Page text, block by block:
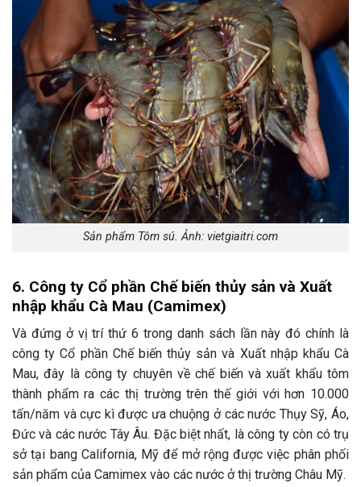
Sản phẩm Tôm sú. Ảnh: vietgiaitri.com
6. Công ty Cổ phần Chế biến thủy sản và Xuất
nhập khẩu Cà Mau (Camimex)
Và đứng ở vị trí thứ 6 trong danh sách lần này đó chính là
công ty Cổ phần Chế biến thủy sản và Xuất nhập khẩu Cà
Mau, đây là công ty chuyên về chế biến và xuất khẩu tôm
thành phẩm ra các thị trường trên thế giới với hơn 10.000
tấn/năm và cực kì được ưa chuộng ở các nước Thụy Sỹ, Áo,
Đức và các nước Tây Âu. Đặc biệt nhất, là công ty còn có trụ
sở tại bang California, Mỹ để mở rộng được việc phân phối
sản phẩm của Camimex vào các nước ở thị trường Châu Mỹ.